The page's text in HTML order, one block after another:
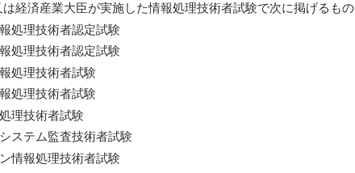
経済産業大臣が実施した情報処理技術者試験で次に掲げるもの
処理技術者認定試験
処理技術者認定試験
処理技術者試験
処理技術者試験
理技術者試験
ステム監査技術者試験
情報処理技術者試験